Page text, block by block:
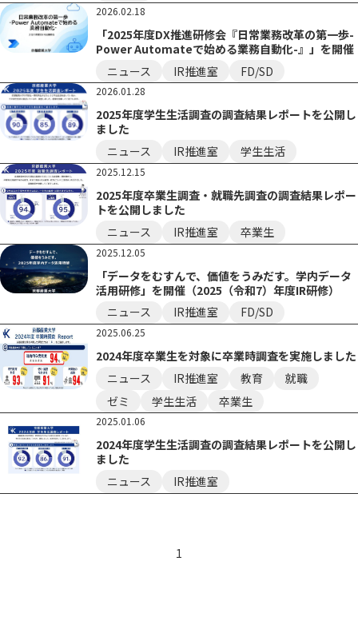
2026.02.18
「2025年度DX推進研修会『日常業務改革の第一歩-
Power Automateで始める業務自動化-』」を開催
ニュース
IR推進室 FD/SD
2026.01.28
2025年度学生生活調査の調査結果レポートを公開し
ました
ニュース
IR推進室 学生生活
2025.12.15
2025年度卒業生調査・就職先調査の調査結果レポー
トを公開しました
ニュース
IR推進室 卒業生
2025.12.05
「データをむすんで、価値をうみだす。学内データ
活用研修」を開催（2025（令和7）年度IR研修）
ニュース
IR推進室 FD/SD
2025.06.25
2024年度卒業生を対象に卒業時調査を実施しました
ニュース
IR推進室 教育
就職
ゼミ
学生生活 卒業生
2025.01.06
2024年度学生生活調査の調査結果レポートを公開し
ました
ニュース
IR推進室
1